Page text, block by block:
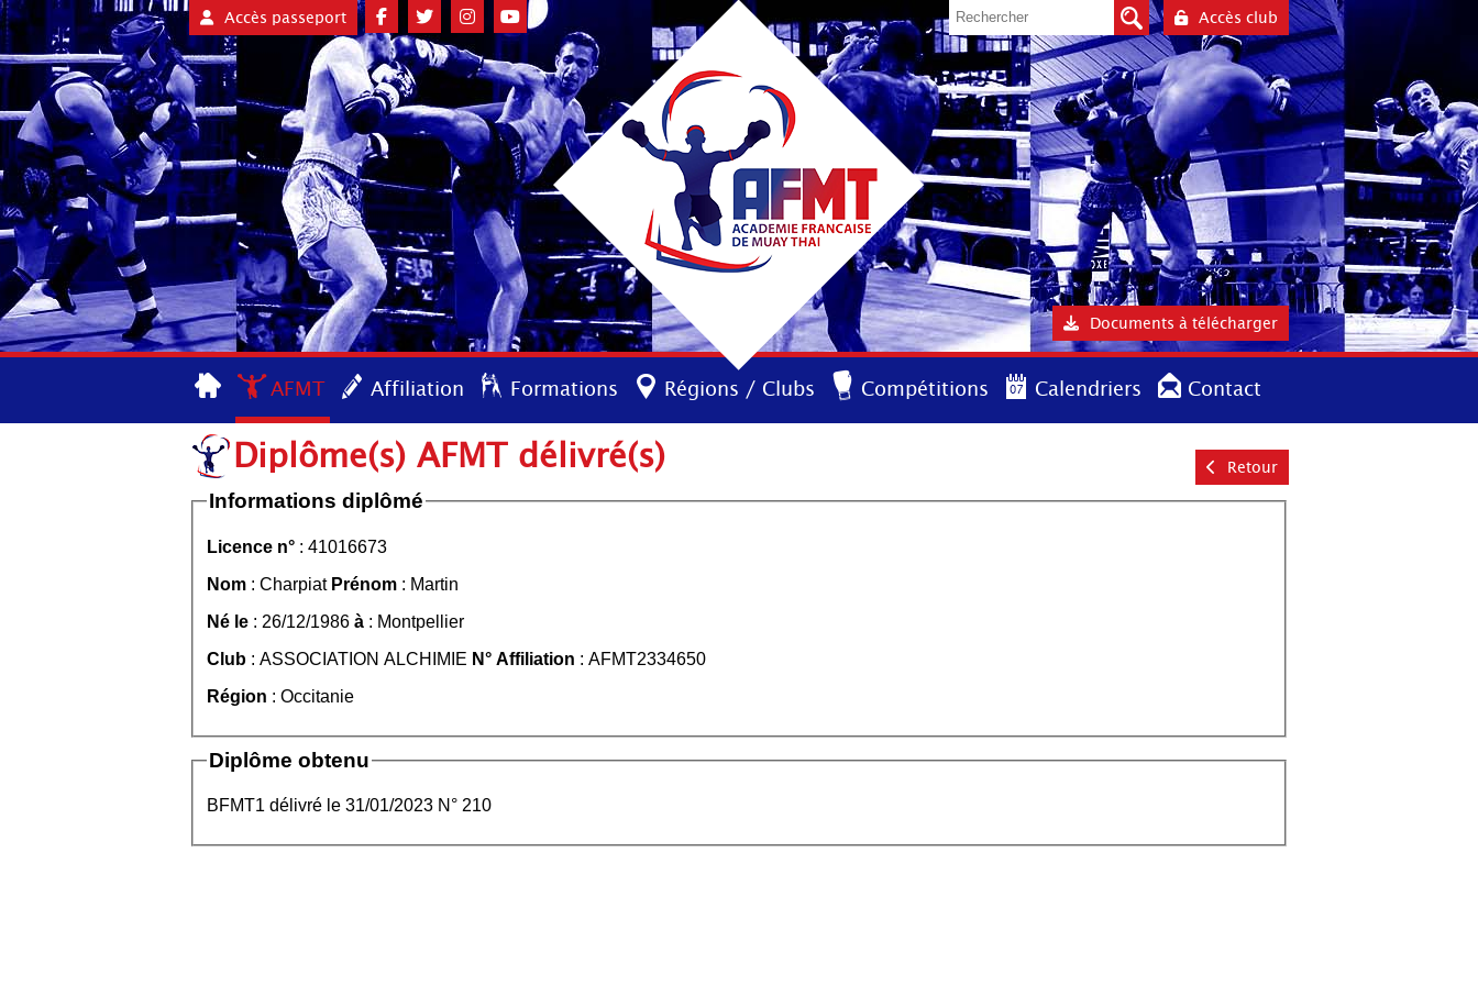
Accès passeport Accès club
Documents à télécharger
AFMT Affiliation Formations Régions / Clubs Compétitions Calendriers Contact
Diplôme(s) AFMT délivré(s) Retour
Informations diplômé
Licence n° : 41016673
Nom : Charpiat Prénom : Martin
Né le : 26/12/1986 à : Montpellier
Club : ASSOCIATION ALCHIMIE N° Affiliation : AFMT2334650
Région : Occitanie
Diplôme obtenu
BFMT1 délivré le 31/01/2023 N° 210